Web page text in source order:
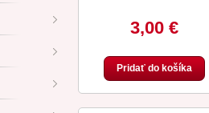
3,00 €
Pridať do košíka